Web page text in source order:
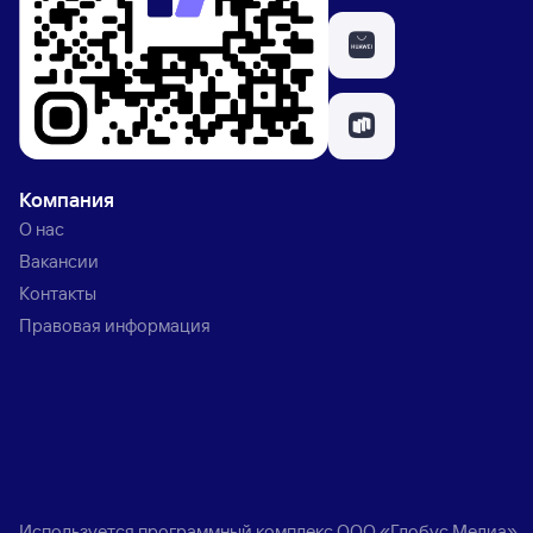
Компания
О нас
Вакансии
Контакты
Правовая информация